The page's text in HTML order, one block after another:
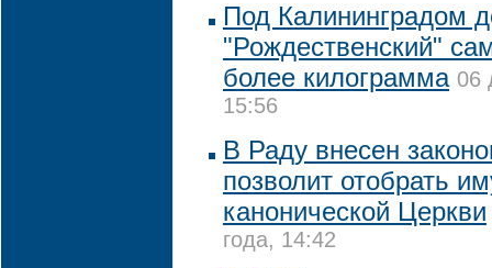
Под Калининградом
"Рождественский"
более килограмма 06
15:56
В Раду внесен
позволит отобрать
канонической Церкви
года, 14:42